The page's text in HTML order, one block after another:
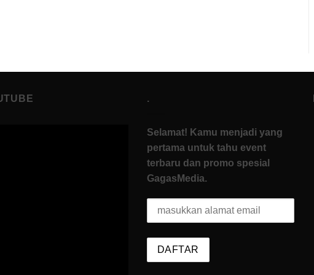
.
Selamat! Kamu menjadi yang
pertama untuk tahu event
terbaru dan promo spesial
GagasMedia.